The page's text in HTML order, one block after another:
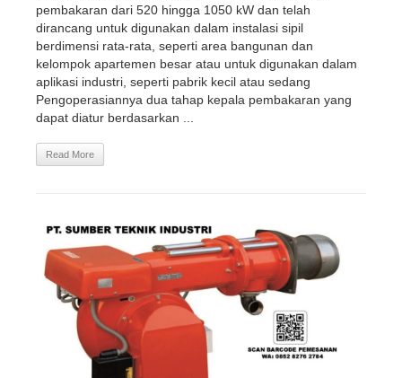
pembakaran dari 520 hingga 1050 kW dan telah
dirancang untuk digunakan dalam instalasi sipil
berdimensi rata-rata, seperti area bangunan dan
kelompok apartemen besar atau untuk digunakan dalam
aplikasi industri, seperti pabrik kecil atau sedang
Pengoperasiannya dua tahap kepala pembakaran yang
dapat diatur berdasarkan ...
Read More